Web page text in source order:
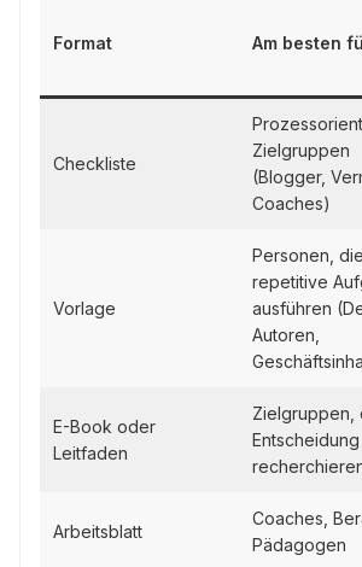
Format Am besten
Checkliste
Zielgruppen
(Blogger,
Coaches)
Vorlage
Personen, die
repetitive
ausführen
Autoren,
E-Book oder
Leitfaden
Zielgruppen,
Entscheidung
Arbeitsblatt
Coaches,
Pädagogen